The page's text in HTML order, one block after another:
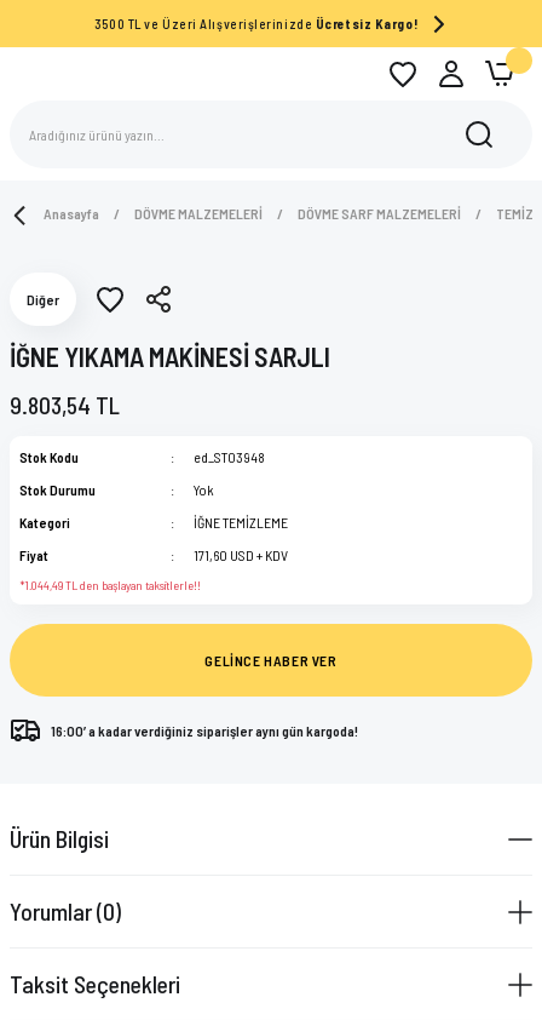
3500 TL ve Üzeri Alışverişlerinizde Ücretsiz Kargo!
Anasayfa DÖVME MALZEMELERİ DÖVME SARF MALZEMELERİ
Diğer
İĞNE YIKAMA MAKİNESİ SARJLI
9.803,54 TL
Stok Kodu
ed_ST03948
Stok Durumu
Yok
Kategori
İĞNE TEMİZLEME
Fiyat
171,60 USD + KDV
*1.044,49 TL den başlayan taksitlerle!!
GELİNCE HABER VER
16:00’ a kadar verdiğiniz siparişler aynı gün kargoda!
Ürün Bilgisi
Yorumlar (0)
Taksit Seçenekleri